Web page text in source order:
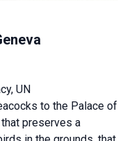
UN
to the Palace of
preserves a